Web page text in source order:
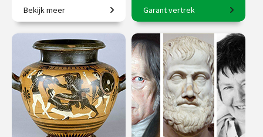
Tussen brein en beleving
met Rico Sneller!
€ 345.00
vanaf 18
sep.
/ Op locatie of online
Bekijk meer
8-daagse reis o.l.v. Karin
Braamhorst
€ 2500.00
vanaf 6
okt.
Op locatie
Garant vertrek